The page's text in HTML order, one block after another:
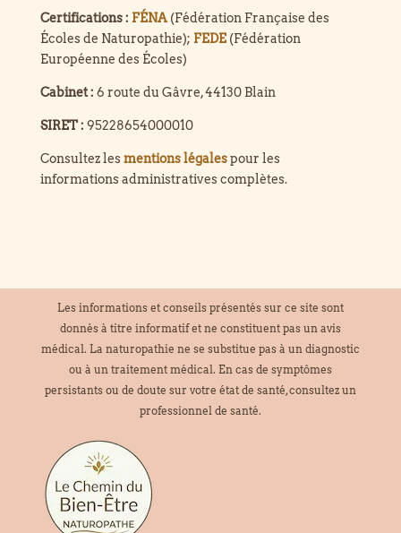
Certifications : FÉNA(Fédération Française des
Écoles de Naturopathie); FEDE(Fédération
Européenne des Écoles)
Cabinet : 6 route du Gâvre, 44130 Blain
SIRET : 95228654000010
Consultez lesmentions légalespour les
informations administratives complètes.
Les informations et conseils présentés sur ce site sont
donnés à titre informatif et ne constituent pas un avis
médical. La naturopathie ne se substitue pas à un diagnostic
ou à un traitement médical. En cas de symptômes
persistants ou de doute sur votre état de santé, consultez un
professionnel de santé.